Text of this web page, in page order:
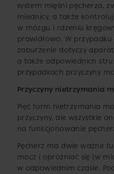
system mięśni pęcherza,
miednicy, a także
w mózgu i rdzeniu
prawidłowo. W
zaburzenie dotyczy
a także odpowiednich
przypadkach przyczyny
Przyczyny nietrzymania
Pięć form nietrzymania
przyczyny, ale wszystkie
na funkcjonowanie
Pęcherz ma dwie ważne
mocz i opróżniać się (w
w odpowiednim czasie.